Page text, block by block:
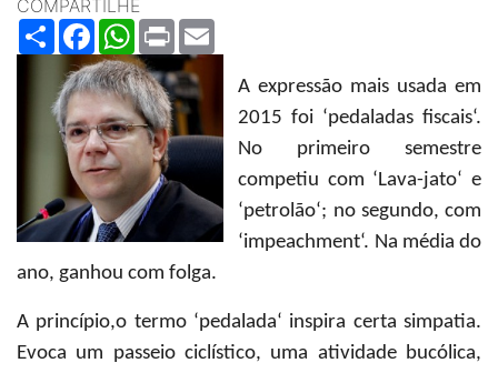
COMPARTILHE
ShareFacebookWhatsApp
Print
A expressão mais usada em
2015 foi ‘pedaladas fiscais‘.
No primeiro semestre
competiu com ‘Lava-jato‘ e
‘petrolão‘; no segundo, com
‘impeachment‘. Na média do
ano, ganhou com folga.
A princípio,o termo ‘pedalada‘ inspira certa simpatia.
Evoca um passeio ciclístico, uma atividade bucólica,